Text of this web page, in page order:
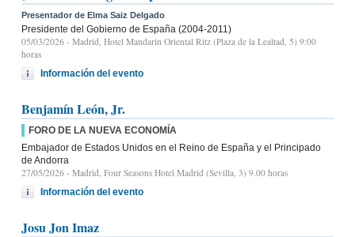
Presentador de Elma Saiz Delgado
Presidente del Gobierno de España (2004-2011)
05/03/2026 - Madrid, Hotel Mandarin Oriental Ritz (Plaza de la Lealtad, 5) 9:00
horas
Información del evento
Benjamín León, Jr.
FORO DE LA NUEVA ECONOMÍA
Embajador de Estados Unidos en el Reino de España y el Principado
de Andorra
27/05/2026 - Madrid, Four Seasons Hotel Madrid (Sevilla, 3) 9.00 horas
Información del evento
Josu Jon Imaz